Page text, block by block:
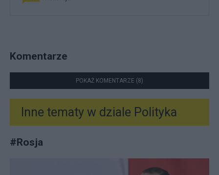
Komentarze
POKAŻ KOMENTARZE (8)
Inne tematy w dziale Polityka
#Rosja